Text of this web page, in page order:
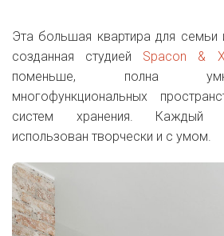
Эта большая квартира для семьи
созданная студией Spacon & X
поменьше, полна
многофункциональных
систем хранения. Каждый
использован творчески и с умом.